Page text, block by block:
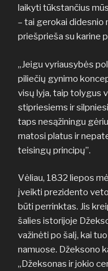
laikyti tūkstančius
– tai gerokai didesnio
priešprieša su karine
„Jeigu vyriausybės
piliečių gynimo
visų lyja, taip tolygus
stipriesiems ir
taps nesąžiningu
matosi platus ir
teisingų principų”.
Vėliau, 1832 liepos
įveikti prezidento
būti perrinktas. Jis
šalies istorijoje
važinėti po šalį, kai
namuose. Džeksono
„Džeksonas ir jokio